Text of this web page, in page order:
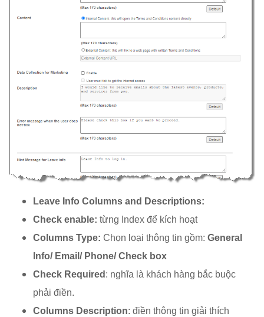
Leave Info Columns and Descriptions:
Check enable: từng Index để kích hoạt
Columns Type: Chọn loại thông tin gồm: General
Info/ Email/ Phone/ Check box
Check Required : nghĩa là khách hàng bắc buộc
phải điền.
Columns Description: điền thông tin giải thích